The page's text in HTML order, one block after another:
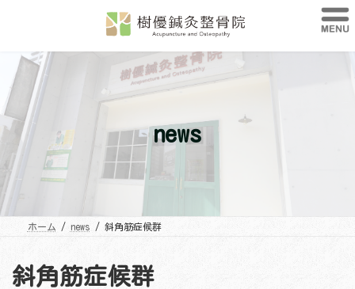
キ
ッ
プ
に
移
動
news
ホーム news 斜角筋症候群
斜角筋症候群